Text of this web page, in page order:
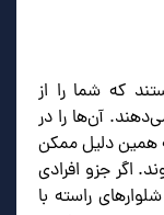
که شما را از
آن‌ها را در
همین دلیل ممکن
اگر جزو افرادی
راسته با